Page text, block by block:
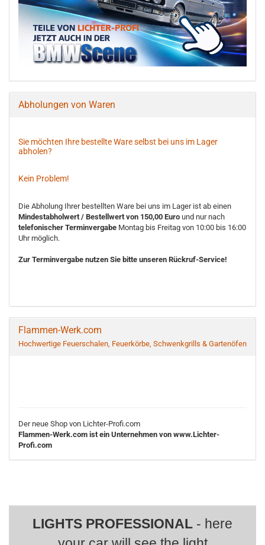
Abholungen von Waren
Sie möchten Ihre bestellte Ware selbst bei uns im Lager
abholen?
Kein Problem!
Die Abholung Ihrer bestellten Ware bei uns im Lager ist ab einen
Mindestabholwert / Bestellwert von 150,00 Euro und nur nach
telefonischer Terminvergabe Montag bis Freitag von 10:00 bis 16:00
Uhr möglich.
Zur Terminvergabe nutzen Sie bitte unseren Rückruf-Service!